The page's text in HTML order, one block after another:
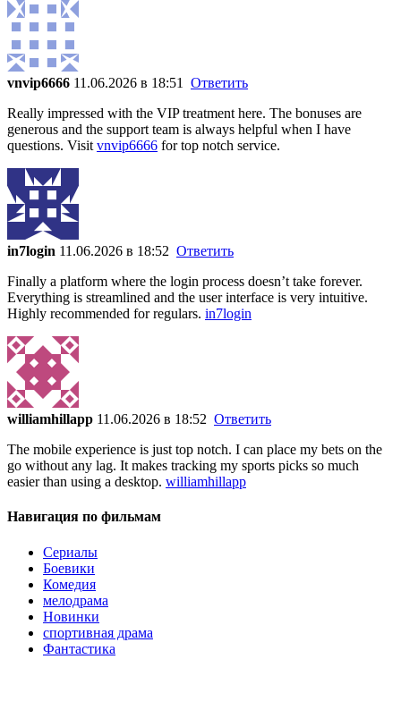
vnvip6666 11.06.2026 в 18:51
Ответить
Really impressed with the VIP treatment here. The bonuses are
generous and the support team is always helpful when I have
questions. Visit vnvip6666 for top notch service.
in7login 11.06.2026 в 18:52 Ответить
Finally a platform where the login process doesn’t take forever.
Everything is streamlined and the user interface is very intuitive.
Highly recommended for regulars. in7login
williamhillapp 11.06.2026 в 18:52 Ответить
The mobile experience is just top notch. I can place my bets on the
go without any lag. It makes tracking my sports picks so much
easier than using a desktop. williamhillapp
Навигация по фильмам
Cериалы
Боевики
Комедия
мелодрама
Новинки
спортивная драма
Фантастика